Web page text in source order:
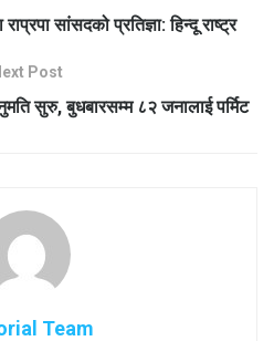
सांसदको प्रतिज्ञा: हिन्दू राष्ट्र
Post
सुरु, बुधबारसम्म ८२ जनालाई पर्मिट
Team